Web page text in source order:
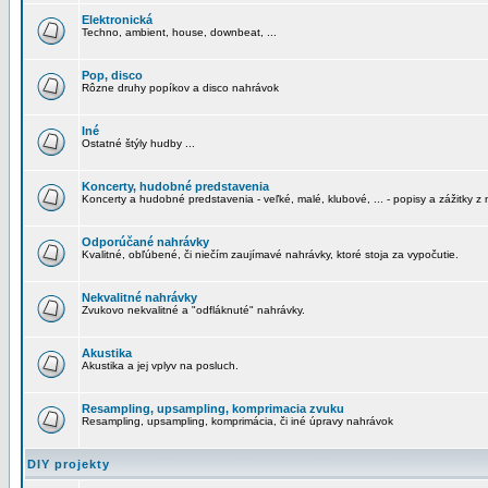
Elektronická
Techno, ambient, house, downbeat, ...
Pop, disco
Rôzne druhy popíkov a disco nahrávok
Iné
Ostatné štýly hudby ...
Koncerty, hudobné predstavenia
Koncerty a hudobné predstavenia - veľké, malé, klubové, ... - popisy a zážitky z
Odporúčané nahrávky
Kvalitné, obľúbené, či niečím zaujímavé nahrávky, ktoré stoja za vypočutie.
Nekvalitné nahrávky
Zvukovo nekvalitné a "odfláknuté" nahrávky.
Akustika
Akustika a jej vplyv na posluch.
Resampling, upsampling, komprimacia zvuku
Resampling, upsampling, komprimácia, či iné úpravy nahrávok
DIY projekty